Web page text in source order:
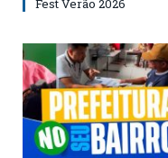
Fest Verão 2026